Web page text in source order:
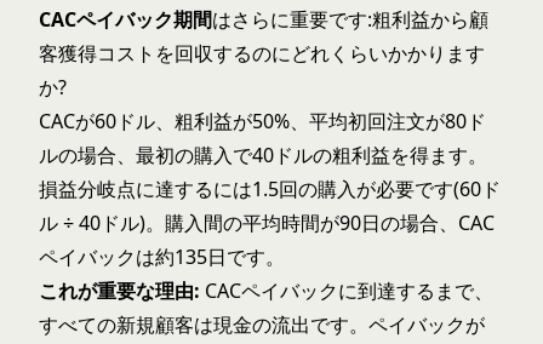
CACペイバック期間はさらに重要です:粗利益から顧
客獲得コストを回収するのにどれくらいかかります
か?
CACが60ドル、粗利益が50%、平均初回注文が80ド
ルの場合、最初の購入で40ドルの粗利益を得ます。
損益分岐点に達するには1.5回の購入が必要です(60ド
ル ÷ 40ドル)。購入間の平均時間が90日の場合、CAC
ペイバックは約135日です。
これが重要な理由: CACペイバックに到達するまで、
すべての新規顧客は現金の流出です。ペイバックが